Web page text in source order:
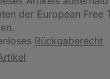
der European Free
Rückgaberecht